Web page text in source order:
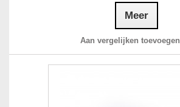
Meer
Aan vergelijken toevoegen